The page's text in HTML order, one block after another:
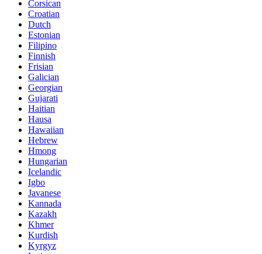
Corsican
Croatian
Dutch
Estonian
Filipino
Finnish
Frisian
Galician
Georgian
Gujarati
Haitian
Hausa
Hawaiian
Hebrew
Hmong
Hungarian
Icelandic
Igbo
Javanese
Kannada
Kazakh
Khmer
Kurdish
Kyrgyz